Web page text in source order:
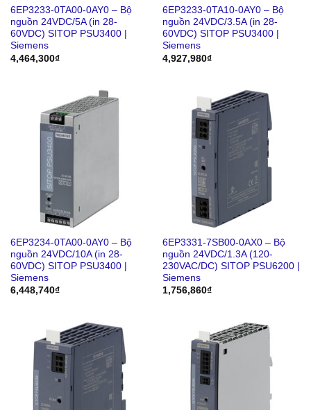
6EP3233-0TA00-0AY0 – Bộ
nguồn 24VDC/5A (in 28-
60VDC) SITOP PSU3400 |
Siemens
4,464,300₫
6EP3233-0TA10-0AY0 – Bộ
nguồn 24VDC/3.5A (in 28-
60VDC) SITOP PSU3400 |
Siemens
4,927,980₫
6EP3234-0TA00-0AY0 – Bộ
nguồn 24VDC/10A (in 28-
60VDC) SITOP PSU3400 |
Siemens
6,448,740₫
6EP3331-7SB00-0AX0 – Bộ
nguồn 24VDC/1.3A (120-
230VAC/DC) SITOP PSU6200 |
Siemens
1,756,860₫